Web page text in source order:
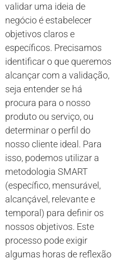
validar uma ideia de
negócio é estabelecer
objetivos claros e
específicos. Precisamos
identificar o que queremos
alcançar com a validação,
seja entender se há
procura para o nosso
produto ou serviço, ou
determinar o perfil do
nosso cliente ideal. Para
isso, podemos utilizar a
metodologia SMART
(específico, mensurável,
alcançável, relevante e
temporal) para definir os
nossos objetivos. Este
processo pode exigir
algumas horas de reflexão